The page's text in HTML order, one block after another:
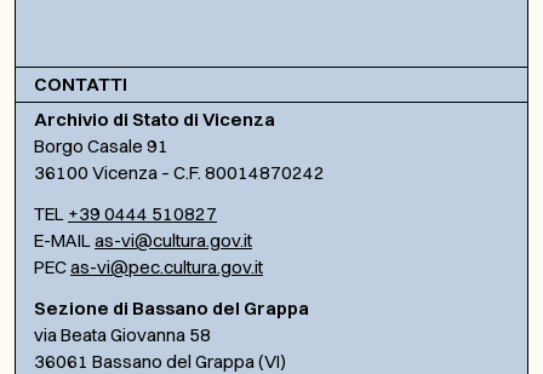
CONTATTI
Archivio di Stato di Vicenza
Borgo Casale 91
36100 Vicenza – C.F. 80014870242
TEL +39 0444 510827
E-MAILas-vi@cultura.gov.it
PECas-vi@pec.cultura.gov.it
Sezione di Bassano del Grappa
via Beata Giovanna 58
36061 Bassano del Grappa (VI)